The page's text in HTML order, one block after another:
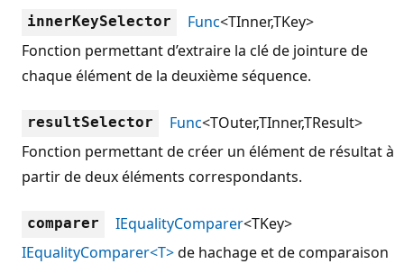
innerKeySelector Func<TInner,TKey>
Fonction permettant d’extraire la clé de jointure de
chaque élément de la deuxième séquence.
resultSelector Func<TOuter,TInner,TResult>
Fonction permettant de créer un élément de résultat à
partir de deux éléments correspondants.
comparer IEqualityComparer<TKey>
IEqualityComparer<T>de hachage et de comparaison